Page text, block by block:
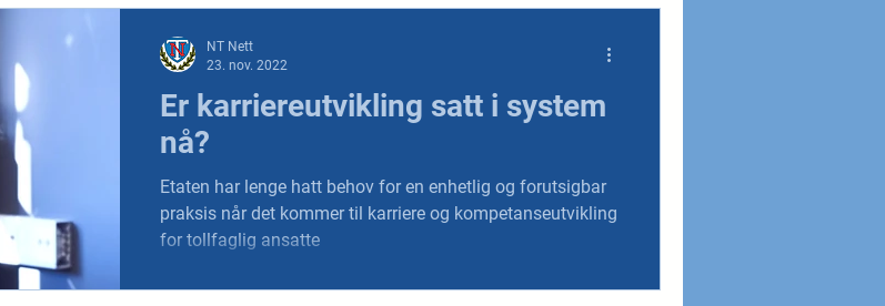
Er karriereutvikling satt i system
nå?
Etaten har lenge hatt behov for en enhetlig og forutsigbar
praksis når det kommer til karriere og kompetanseutvikling
for tollfaglig ansatte
NT Nett
23. nov. 2022